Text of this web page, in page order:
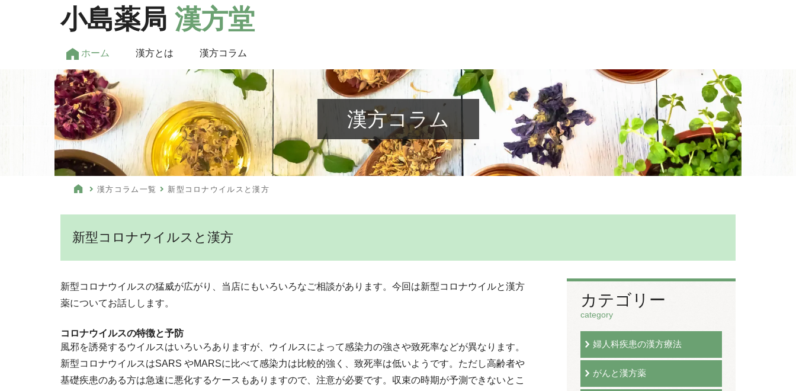
小島薬局 漢方堂
ホーム 漢方とは 漢方コラム
漢方コラム
漢方コラム一覧 新型コロナウイルスと漢方
新型コロナウイルスと漢方
新型コロナウイルスの猛威が広がり、当店にもいろいろなご相談があります。今回は新型コロナウイルと漢方
薬についてお話しします。
コロナウイルスの特徴と予防
風邪を誘発するウイルスはいろいろありますが、ウイルスによって感染力の強さや致死率などが異なります。
新型コロナウイルスはSARS やMARSに比べて感染力は比較的強く、致死率は低いようです。ただし高齢者や
基礎疾患のある方は急速に悪化するケースもありますので、注意が必要です。収束の時期が予測できないとこ
カテゴリー
category
婦人科疾患の漢方療法
がんと漢方薬